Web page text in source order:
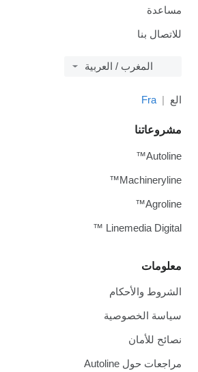
مساعدة
للاتصال بنا
المغرب / العربية
الع Fra
معلومات
الشروط والأحكام
سياسة الخصوصية
نصائح للأمان
مراجعات حول Autoline
مشروعاتنا
Autoline™
Machineryline™
Agroline™
Linemedia Digital ™